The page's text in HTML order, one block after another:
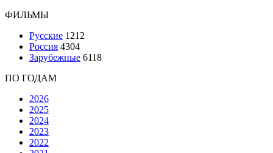
ФИЛЬМЫ
Русские 1212
Россия 4304
Зарубежные 6118
ПО ГОДАМ
2026
2025
2024
2023
2022